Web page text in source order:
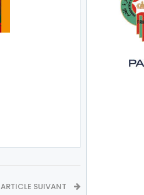
ARTICLE SUIVANT